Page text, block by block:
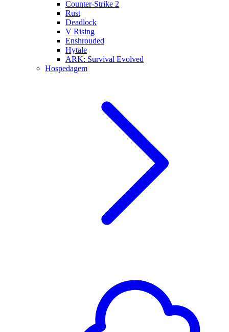
Counter-Strike 2
Rust
Deadlock
V Rising
Enshrouded
Hytale
ARK: Survival Evolved
Hospedagem